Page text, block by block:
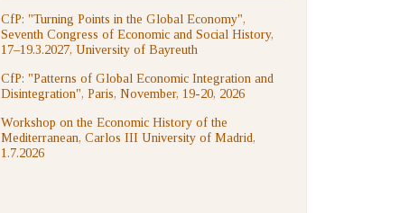
CfP: "Turning Points in the Global Economy",
Seventh Congress of Economic and Social History,
17–19.3.2027, University of Bayreuth
CfP: "Patterns of Global Economic Integration and
Disintegration", Paris, November, 19-20, 2026
Workshop on the Economic History of the
Mediterranean, Carlos III University of Madrid,
1.7.2026